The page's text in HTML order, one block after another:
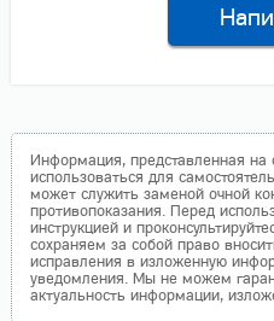
Информация, представленная на
использоваться для
может служить заменой очной
противопоказания. Перед
инструкцией и
сохраняем за собой право
исправления в изложенную
уведомления. Мы не можем
актуальность информации,